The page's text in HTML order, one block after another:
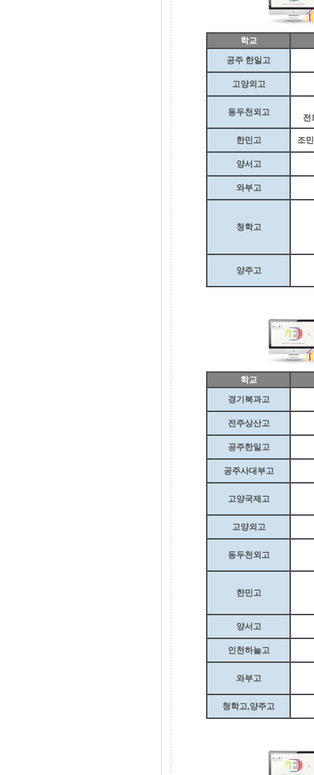
학교
공주 한일고
고양외고
동두천외고
전
한민고 조
양서고
와부고
청학고
양주고
학교
경기북과고
전주상산고
공주한일고
공주사대부고
고양국제고
고양외고
동두천외고
한민고
양서고
인천하늘고
와부고
청학고,양주고